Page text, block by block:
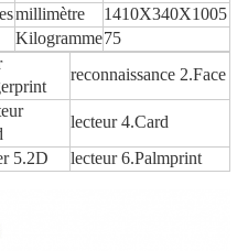
millimètre
1410X340X1005
Kilogramme75
reconnaissance 2.Face
lecteur 4.Card
5.2D
lecteur 6.Palmprint